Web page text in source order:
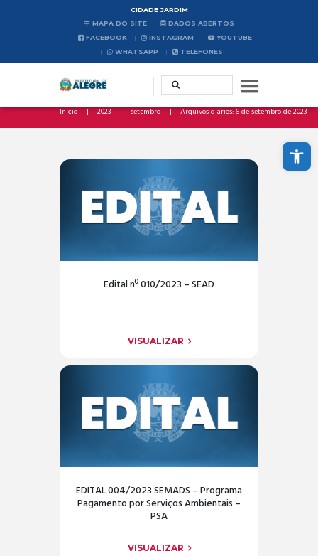
Abrir a barra de ferramentas
CIDADE JARDIM
MAPA DO SITE
DADOS ABERTOS
FACEBOOK
INSTAGRAM
YOUTUBE
WHATSAPP
TELEFONES
Início 2023 setembro Arquivos diários: 6 de setembro de 2023
Edital nº 010/2023 – SEAD
VISUALIZAR
EDITAL 004/2023 SEMADS – Programa
Pagamento por Serviços Ambientais –
PSA
VISUALIZAR